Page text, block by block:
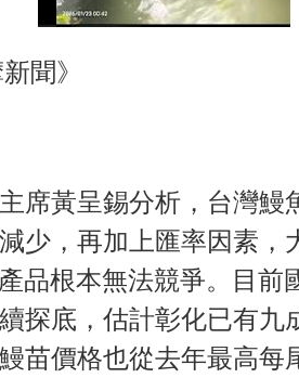
聞》
席黃呈錫分析，台灣鰻
少，再加上匯率因素，
品根本無法競爭。目前
探底，估計彰化已有九
苗價格也從去年最高每